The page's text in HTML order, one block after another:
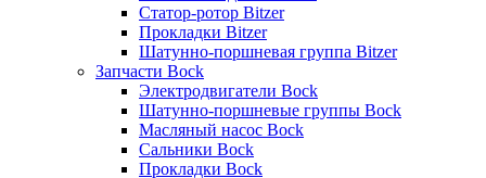
Статор-ротор Bitzer
Прокладки Bitzer
Шатунно-поршневая группа Bitzer
Запчасти Bock
Электродвигатели Bock
Шатунно-поршневые группы Bock
Масляный насос Bock
Сальники Bock
Прокладки Bock